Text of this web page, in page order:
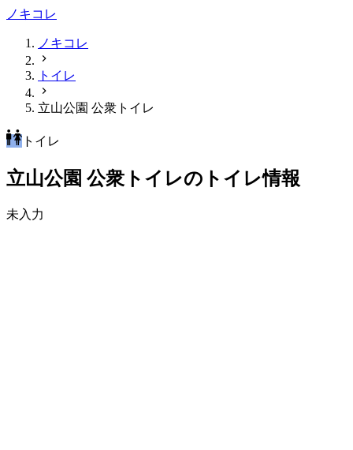
ノキコレ
ノキコレ
トイレ
立山公園 公衆トイレ
トイレ
立山公園 公衆トイレのトイレ情報
未入力